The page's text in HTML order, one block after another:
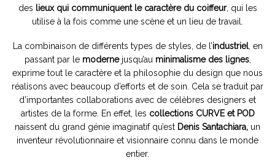
des lieux qui communiquent le caractère du coiffeur, qui les
utilise à la fois comme une scène et un lieu de travail.
La combinaison de différents types de styles, de l’industriel, en
passant par le modernejusqu’au minimalisme des lignes,
exprime tout le caractère et la philosophie du design que nous
réalisons avec beaucoup d’efforts et de soin. Cela se traduit par
d’importantes collaborations avec de célèbres designers et
artistes de la forme. En effet, les collections CURVE et POD
naissent du grand génie imaginatif qu’est Denis Santachiara, un
inventeur révolutionnaire et visionnaire connu dans le monde
entier.